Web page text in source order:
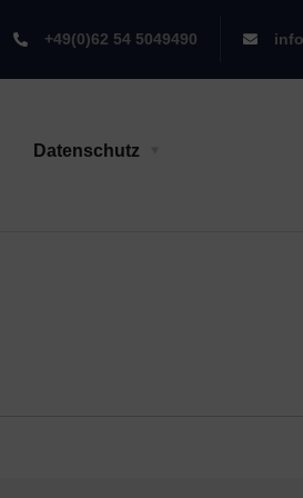
+49(0)62 54 5049490
Datenschutz